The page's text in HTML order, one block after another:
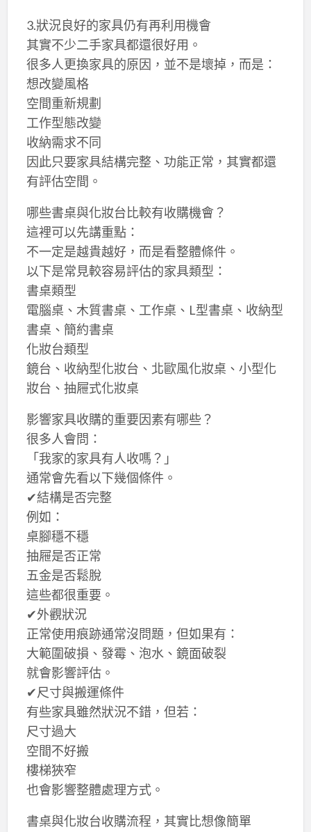
3.狀況良好的家具仍有再利用機會
其實不少二手家具都還很好用。
很多人更換家具的原因，並不是壞掉，而是：
想改變風格
空間重新規劃
工作型態改變
收納需求不同
因此只要家具結構完整、功能正常，其實都還
有評估空間。
哪些書桌與化妝台比較有收購機會？
這裡可以先講重點：
不一定是越貴越好，而是看整體條件。
以下是常見較容易評估的家具類型：
書桌類型
電腦桌、木質書桌、工作桌、L型書桌、收納型
書桌、簡約書桌
化妝台類型
鏡台、收納型化妝台、北歐風化妝桌、小型化
妝台、抽屜式化妝桌
影響家具收購的重要因素有哪些？
很多人會問：
「我家的家具有人收嗎？」
通常會先看以下幾個條件。
✔結構是否完整
例如：
桌腳穩不穩
抽屜是否正常
五金是否鬆脫
這些都很重要。
✔外觀狀況
正常使用痕跡通常沒問題，但如果有：
大範圍破損、發霉、泡水、鏡面破裂
就會影響評估。
✔尺寸與搬運條件
有些家具雖然狀況不錯，但若：
尺寸過大
空間不好搬
樓梯狹窄
也會影響整體處理方式。
書桌與化妝台收購流程，其實比想像簡單